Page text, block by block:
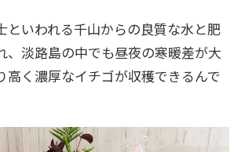
といわれる千山からの良質な水と肥
、淡路島の中でも昼夜の寒暖差が大
高く濃厚なイチゴが収穫できるんで